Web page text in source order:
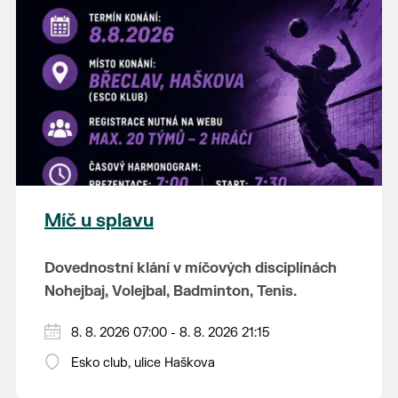
K tanci a poslechu bude hrát DH
Lanžhotčané.
Těšíme se na Vás!
Míč u splavu
Dovednostní klání v míčových disciplínách
Nohejbaj, Volejbal, Badminton, Tenis.
Zúčastnit se může max. 20 dvojčlenných
týmů - každý tým si zahraje min. 4 západy od
8. 8. 2026 07:00 - 8. 8. 2026 21:15
Esko club, ulice Haškova